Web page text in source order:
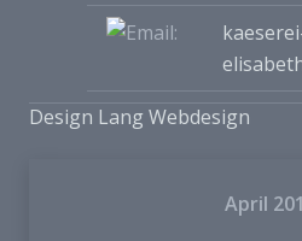
Design Lang Webdesign
April